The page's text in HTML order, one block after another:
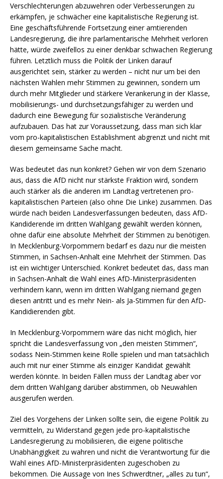
Verschlechterungen abzuwehren oder Verbesserungen zu
erkämpfen, je schwächer eine kapitalistische Regierung ist.
Eine geschäftsführende Fortsetzung einer amtierenden
Landesregierung, die ihre parlamentarische Mehrheit verloren
hätte, würde zweifellos zu einer denkbar schwachen Regierung
führen. Letztlich muss die Politik der Linken darauf
ausgerichtet sein, stärker zu werden – nicht nur um bei den
nächsten Wahlen mehr Stimmen zu gewinnen, sondern um
durch mehr Mitglieder und stärkere Verankerung in der Klasse,
mobilisierungs- und durchsetzungsfähiger zu werden und
dadurch eine Bewegung für sozialistische Veränderung
aufzubauen. Das hat zur Voraussetzung, dass man sich klar
vom pro-kapitalistischen Establishment abgrenzt und nicht mit
diesem gemeinsame Sache macht.
Was bedeutet das nun konkret? Gehen wir von dem Szenario
aus, dass die AfD nicht nur stärkste Fraktion wird, sondern
auch stärker als die anderen im Landtag vertretenen pro-
kapitalistischen Parteien (also ohne Die Linke) zusammen. Das
würde nach beiden Landesverfassungen bedeuten, dass AfD-
Kandiderende im dritten Wahlgang gewählt werden können,
ohne dafür eine absolute Mehrheit der Stimmen zu benötigen.
In Mecklenburg-Vorpommern bedarf es dazu nur die meisten
Stimmen, in Sachsen-Anhalt eine Mehrheit der Stimmen. Das
ist ein wichtiger Unterschied. Konkret bedeutet das, dass man
in Sachsen-Anhalt die Wahl eines AfD-Ministerpräsidenten
verhindern kann, wenn im dritten Wahlgang niemand gegen
diesen antritt und es mehr Nein- als Ja-Stimmen für den AfD-
Kandidierenden gibt.
In Mecklenburg-Vorpommern wäre das nicht möglich, hier
spricht die Landesverfassung von „den meisten Stimmen“,
sodass Nein-Stimmen keine Rolle spielen und man tatsächlich
auch mit nur einer Stimme als einziger Kandidat gewählt
werden könnte. In beiden Fällen muss der Landtag aber vor
dem dritten Wahlgang darüber abstimmen, ob Neuwahlen
ausgerufen werden.
Ziel des Vorgehens der Linken sollte sein, die eigene Politik zu
vermitteln, zu Widerstand gegen jede pro-kapitalistische
Landesregierung zu mobilisieren, die eigene politische
Unabhängigkeit zu wahren und nicht die Verantwortung für die
Wahl eines AfD-Ministerpräsidenten zugeschoben zu
bekommen. Die Aussage von Ines Schwerdtner, „alles zu tun“,